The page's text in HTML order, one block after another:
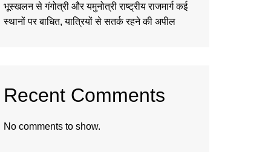
भूस्खलन से गंगोत्री और यमुनोत्री राष्ट्रीय राजमार्ग कई
स्थानों पर बाधित, यात्रियों से सतर्क रहने की अपील
Recent Comments
No comments to show.